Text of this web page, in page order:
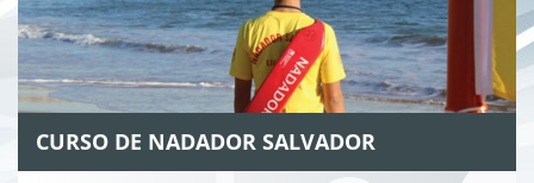
CURSO DE NADADOR SALVADOR